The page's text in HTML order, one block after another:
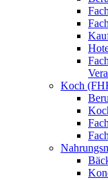
Koch